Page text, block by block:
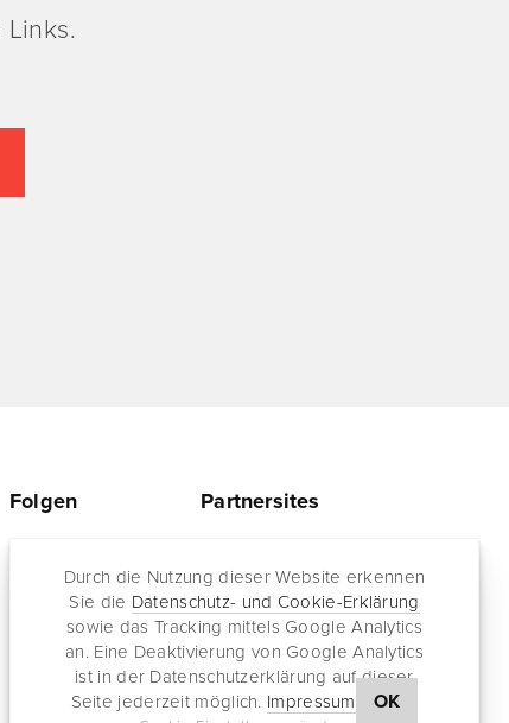
Durch die Nutzung dieser Website erkennen
Sie die Datenschutz- und Cookie-Erklärung
sowie das Tracking mittels Google Analytics
an. Eine Deaktivierung von Google Analytics
ist in der Datenschutzerklärung auf dieser
Seite jederzeit möglich. Impressum OK
Folgen
Facebook
RSS-Feed
Newsletter
Partnersites
Jazz for me